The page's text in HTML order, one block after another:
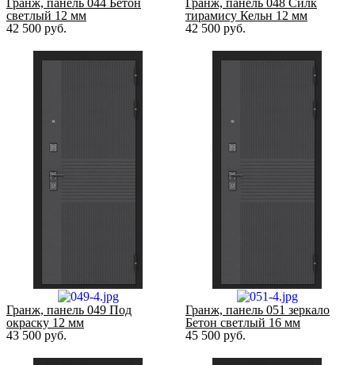
светлый 12 мм
42 500 руб.
тирамису Кельн 12 мм
42 500 руб.
Гранж, панель 049 Под
окраску 12 мм
43 500 руб.
Гранж, панель 051 зеркало
Бетон светлый 16 мм
45 500 руб.